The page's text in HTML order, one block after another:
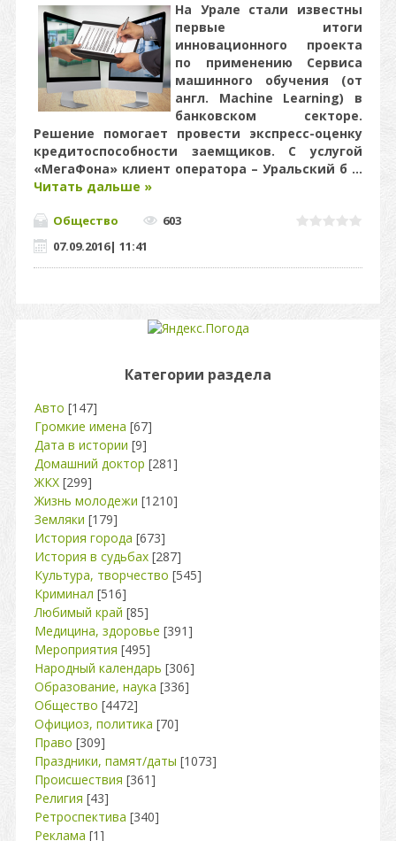
На Урале стали известны
первые итоги
инновационного проекта
по применению Сервиса
машинного обучения (от
англ. Machine Learning) в
банковском секторе.
Решение помогает провести экспресс-оценку
кредитоспособности заемщиков. С услугой
«МегаФона» клиент оператора – Уральский б ...
Читать дальше »
Общество
603
07.09.2016| 11:41
Категории раздела
Авто [147]
Громкие имена [67]
Дата в истории [9]
Домашний доктор [281]
ЖКХ [299]
Жизнь молодежи [1210]
Земляки [179]
История города [673]
История в судьбах [287]
Культура, творчество [545]
Криминал [516]
Любимый край [85]
Медицина, здоровье [391]
Мероприятия [495]
Народный календарь [306]
Образование, наука [336]
Общество [4472]
Официоз, политика [70]
Право [309]
Праздники, памят/даты [1073]
Происшествия [361]
Религия [43]
Ретроспектива [340]
Реклама [1]